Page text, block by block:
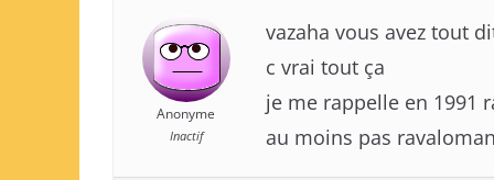
Anonyme
Inactif
vazaha vous avez tout
c vrai tout ça
je me rappelle en 1991
au moins pas